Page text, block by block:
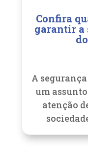
Confira
garantir a
A
um
atenção